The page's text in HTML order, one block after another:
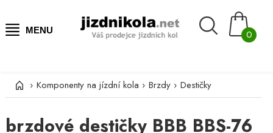
MENU 0
› Komponenty na jízdní kola › Brzdy › Destičky
brzdové destičky BBB BBS-76